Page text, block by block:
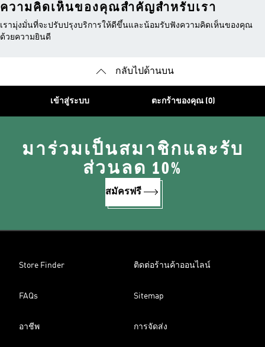
ความคิดเห็นของคุณสำคัญสำหรับเรา
เรามุ่งมั่นที่จะปรับปรุงบริการให้ดีขึ้นและน้อมรับฟังความคิดเห็นของคุณ
ด้วยความยินดี
กลับไปด้านบน
เข้าสู่ระบบ ตะกร้าของคุณ (0)
มาร่วมเป็นสมาชิกและรับ
ส่วนลด 10%
สมัครฟรี
Store Finder ติดต่อร้านค้าออนไลน์
FAQs Sitemap
อาชีพ การจัดส่ง